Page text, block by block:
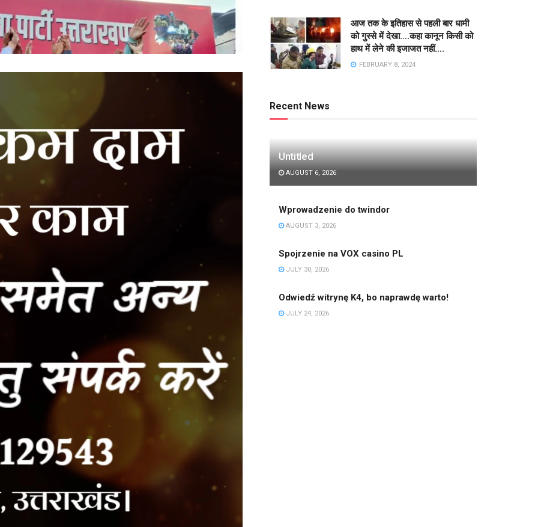
आज तक के इतिहास से पहली बार धामी
को गुस्से में देखा….कहा कानून किसी को
हाथ में लेने की इजाजत नहीं….
FEBRUARY 8, 2024
Recent News
Untitled
AUGUST 6, 2026
Wprowadzenie do twindor
AUGUST 3, 2026
Spojrzenie na VOX casino PL
JULY 30, 2026
Odwiedź witrynę K4, bo naprawdę warto!
JULY 24, 2026